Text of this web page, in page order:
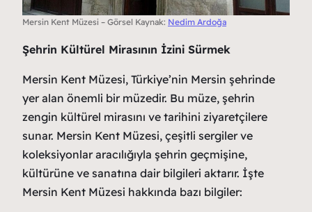
Mersin Kent Müzesi – Görsel Kaynak: Nedim Ardoğa
Şehrin Kültürel Mirasının İzini Sürmek
Mersin Kent Müzesi, Türkiye’nin Mersin şehrinde
yer alan önemli bir müzedir. Bu müze, şehrin
zengin kültürel mirasını ve tarihini ziyaretçilere
sunar. Mersin Kent Müzesi, çeşitli sergiler ve
koleksiyonlar aracılığıyla şehrin geçmişine,
kültürüne ve sanatına dair bilgileri aktarır. İşte
Mersin Kent Müzesi hakkında bazı bilgiler: